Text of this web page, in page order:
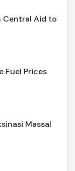
Central Aid to
Fuel Prices
Massal